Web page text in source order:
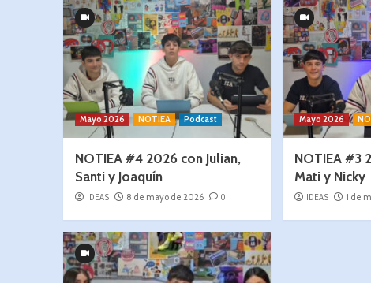
Mayo 2026 NOTIEA Podcast
NOTIEA #4 2026 con Julian,
Santi y Joaquín
IDEAS 8 de mayo de 2026 0
Mayo 2026
NOTIEA #3
Mati y Nicky
IDEAS 1 de